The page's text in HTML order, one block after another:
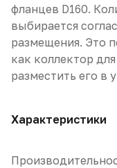
фланцев D160.
выбирается
размещения. Это
как коллектор
разместить его в
Характеристики